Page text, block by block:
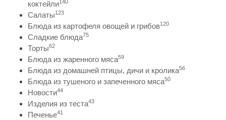
коктейли140
Салаты123
Блюда из картофеля овощей и грибов120
Сладкие блюда75
Торты62
Блюда из жаренного мяса59
Блюда из домашней птицы, дичи и кролика56
Блюда из тушеного и запеченного мяса50
Новости44
Изделия из теста43
Печенье41